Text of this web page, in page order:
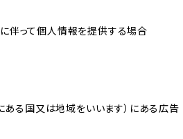
伴って個人情報を提供する場合
る国又は地域をいいます）にある広告